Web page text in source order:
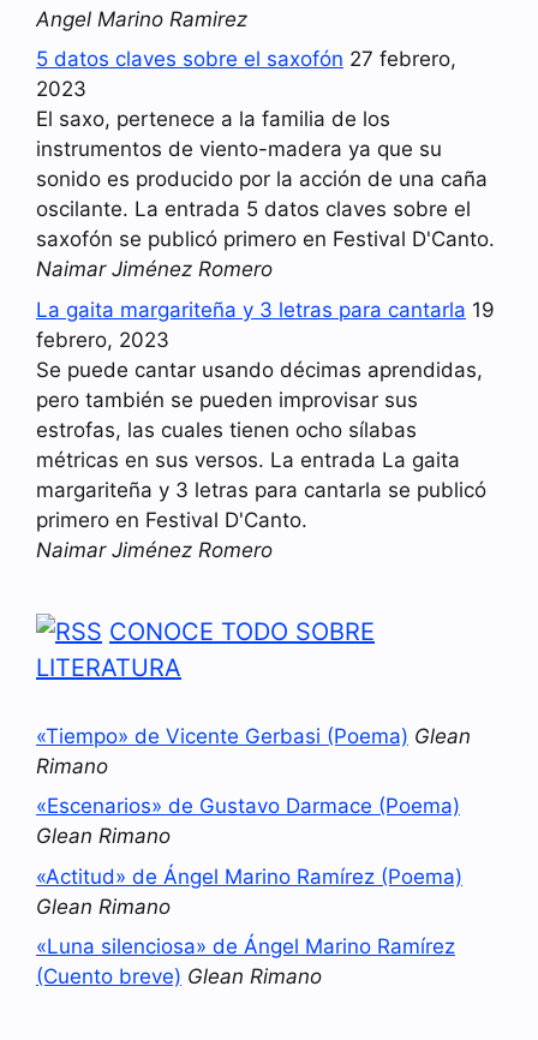
Angel Marino Ramirez
5 datos claves sobre el saxofón 27 febrero,
2023
El saxo, pertenece a la familia de los
instrumentos de viento-madera ya que su
sonido es producido por la acción de una caña
oscilante. La entrada 5 datos claves sobre el
saxofón se publicó primero en Festival D'Canto.
Naimar Jiménez Romero
La gaita margariteña y 3 letras para cantarla 19
febrero, 2023
Se puede cantar usando décimas aprendidas,
pero también se pueden improvisar sus
estrofas, las cuales tienen ocho sílabas
métricas en sus versos. La entrada La gaita
margariteña y 3 letras para cantarla se publicó
primero en Festival D'Canto.
Naimar Jiménez Romero
CONOCE TODO SOBRE
LITERATURA
«Tiempo» de Vicente Gerbasi (Poema) Glean
Rimano
«Escenarios» de Gustavo Darmace (Poema)
Glean Rimano
«Actitud» de Ángel Marino Ramírez (Poema)
Glean Rimano
«Luna silenciosa» de Ángel Marino Ramírez
(Cuento breve) Glean Rimano